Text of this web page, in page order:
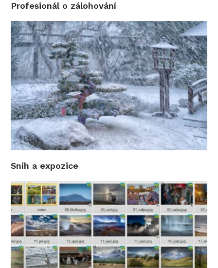
Profesionál o zálohování
Sníh a expozice